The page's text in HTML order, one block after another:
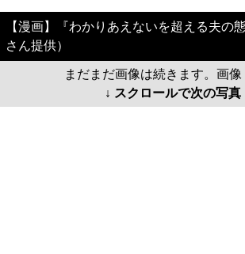
【漫画】『わかりあえないを超える夫の
さん提供）
まだまだ画像は続きます。画像
↓ スクロールで次の写真